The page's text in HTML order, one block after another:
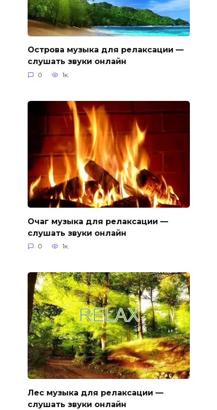
Острова музыка для релаксации —
слушать звуки онлайн
0 1к.
Очаг музыка для релаксации —
слушать звуки онлайн
0 1к.
Лес музыка для релаксации —
слушать звуки онлайн